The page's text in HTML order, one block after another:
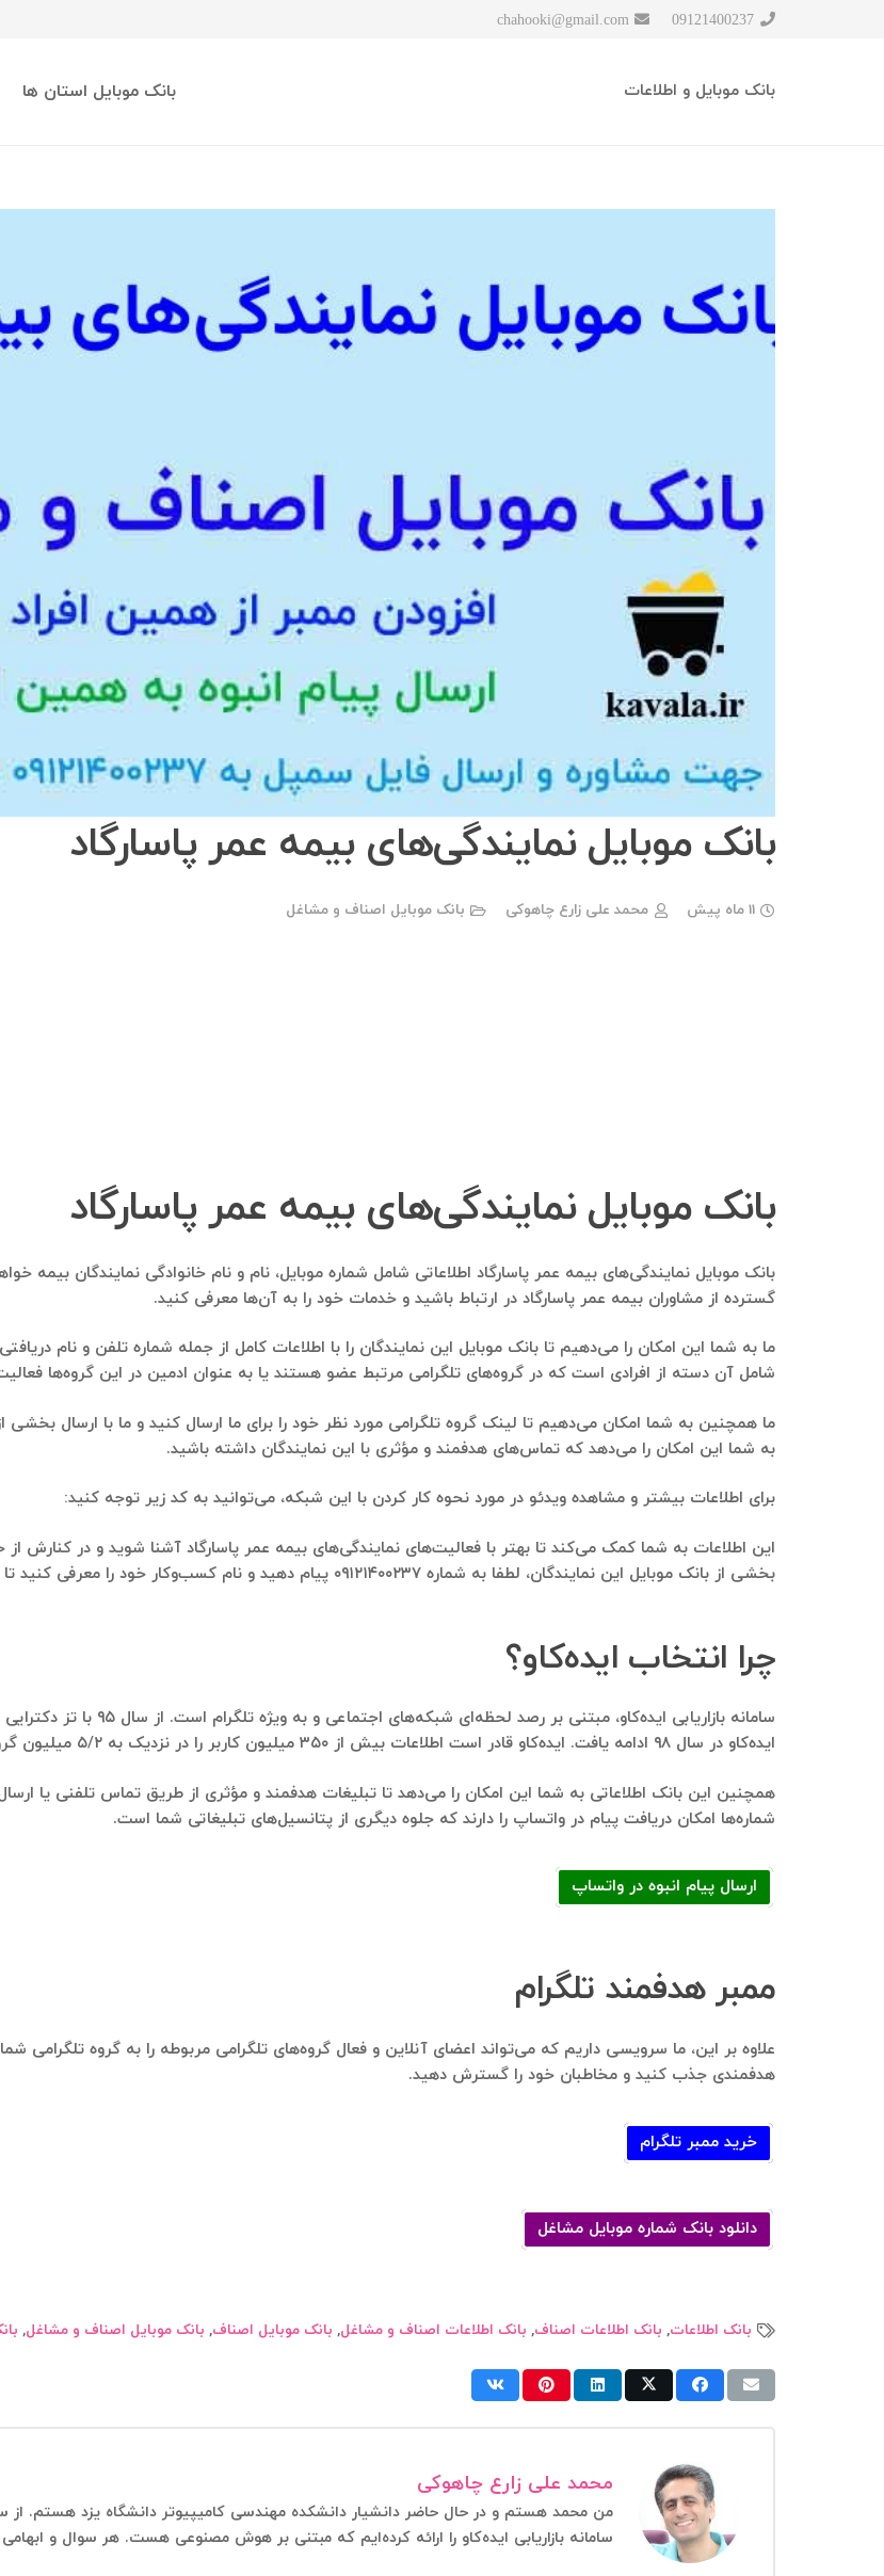
09121400237
chahooki@gmail.com
بانک موبایل و اطلاعات بانک موبایل استان ها
بانک موبایل نمایندگی‌های بیمه عمر پاسارگاد
11 ماه پیش محمد علی زارع چاهوکی بانک موبایل اصناف و مشاغل
بانک موبایل نمایندگی‌های بیمه عمر پاسارگاد
بانک موبایل نمایندگی‌های بیمه عمر پاسارگاد اطلاعاتی شامل شماره موبایل، نام و نام خانوادگی نمایندگان بیمه
گسترده از مشاوران بیمه عمر پاسارگاد در ارتباط باشید و خدمات خود را به آن‌ها معرفی کنید.
ما به شما این امکان را می‌دهیم تا بانک موبایل این نمایندگان را با اطلاعات کامل از جمله شماره تلفن و نام دریافتی
شامل آن دسته از افرادی است که در گروه‌های تلگرامی مرتبط عضو هستند یا به عنوان ادمین در این گروه‌ها
ما همچنین به شما امکان می‌دهیم تا لینک گروه تلگرامی مورد نظر خود را برای ما ارسال کنید و ما با ارسال
به شما این امکان را می‌دهد که تماس‌های هدفمند و مؤثری با این نمایندگان داشته باشید.
برای اطلاعات بیشتر و مشاهده ویدئو در مورد نحوه کار کردن با این شبکه، می‌توانید به کد زیر توجه کنید:
این اطلاعات به شما کمک می‌کند تا بهتر با فعالیت‌های نمایندگی‌های بیمه عمر پاسارگاد آشنا شوید و در کنارش
بخشی از بانک موبایل این نمایندگان، لطفا به شماره ۰۹۱۲۱۴۰۰۲۳۷ پیام دهید و نام کسب‌وکار خود را معرفی کنید
چرا انتخاب ایده‌کاو؟
سامانه بازاریابی ایده‌کاو،
ایده‌کاو در سال ۹۸ ادامه یافت. ایده‌کاو قادر است اطلاعات بیش از ۳۵۰ میلیون کاربر را در نزدیک به ۵/۲ میلیون گروه و بیش از ۶ میلیون کانال تلگرامی شناسایی کند.
شماره‌ها امکان دریافت پیام در واتساپ را دارند که جلوه دیگری از پتانسیل‌های تبلیغاتی شما است.
ارسال پیام انبوه در واتساپ
ممبر هدفمند تلگرام
علاوه بر این، ما سرویسی داریم که می‌تواند اعضای آنلاین و فعال گروه‌های تلگرامی مربوطه را به گروه
هدفمندی جذب کنید و مخاطبان خود را گسترش دهید.
خرید ممبر تلگرام
دانلود بانک شماره موبایل مشاغل
بانک اطلاعات, بانک اطلاعات اصناف, بانک اطلاعات اصناف و مشاغل, بانک موبایل اصناف, بانک موبایل اصناف و مشاغل,
محمد علی زارع چاهوکی
سامانه بازاریابی ایده‌کاو را ارائه کرده‌ایم که مبتنی بر هوش مصنوعی هست. هر سوال و ابهامی